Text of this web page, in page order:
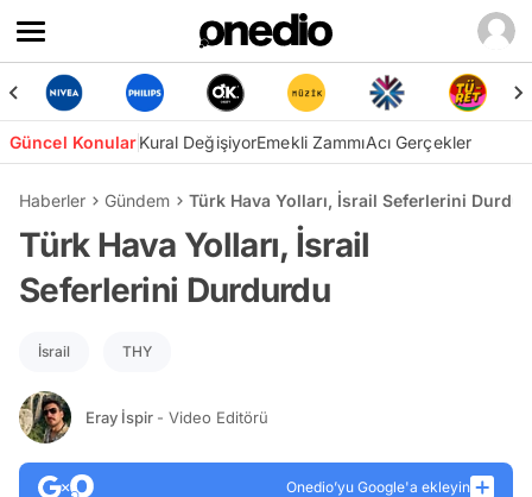
Güncel KonularKural DeğişiyorEmekli ZammıAcı Gerçekler
Haberler Gündem Türk Hava Yolları, İsrail Seferlerini
Türk Hava Yolları, İsrail
Seferlerini Durdurdu
İsrail THY
Eray İspir - Video Editörü
Onedio’yu Google'a ekleyin